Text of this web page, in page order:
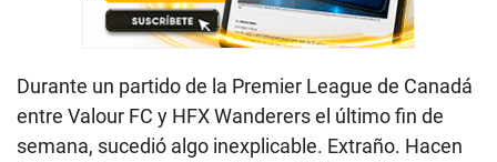
Durante un partido de la Premier League de Canadá
entre Valour FC y HFX Wanderers el último fin de
semana, sucedió algo inexplicable. Extraño. Hacen